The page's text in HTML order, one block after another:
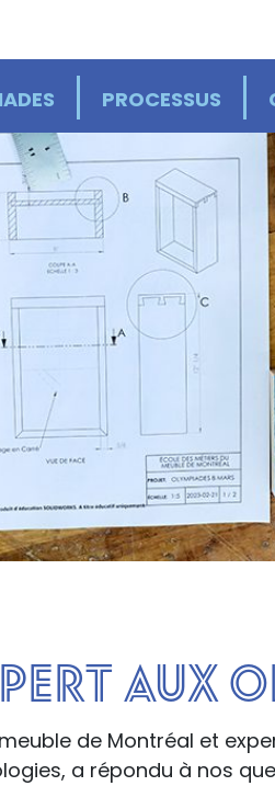
PROCESSUS
aux
de Montréal et
a répondu à nos